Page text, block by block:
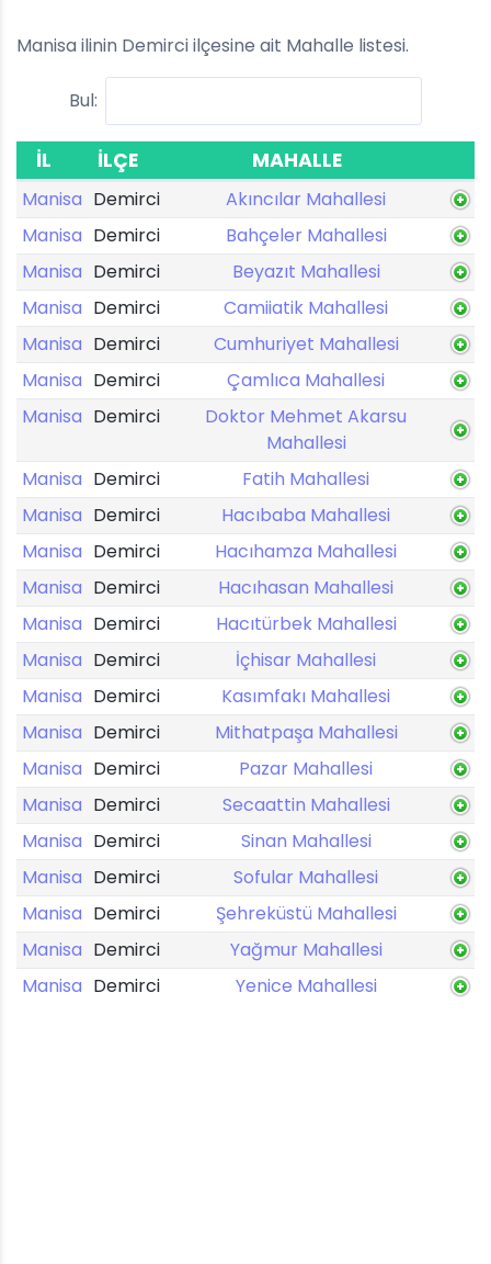
Manisa ilinin Demirci ilçesine ait Mahalle listesi.
Bul:
İL İLÇE MAHALLE
Manisa Demirci
Akıncılar Mahallesi
Manisa Demirci
Bahçeler Mahallesi
Manisa Demirci
Beyazıt Mahallesi
Manisa Demirci
Camiiatik Mahallesi
Manisa Demirci
Cumhuriyet Mahallesi
Manisa Demirci
Çamlıca Mahallesi
Manisa Demirci
Doktor Mehmet Akarsu
Mahallesi
Manisa Demirci
Fatih Mahallesi
Manisa Demirci
Hacıbaba Mahallesi
Manisa Demirci
Hacıhamza Mahallesi
Manisa Demirci
Hacıhasan Mahallesi
Manisa Demirci
Hacıtürbek Mahallesi
Manisa Demirci
İçhisar Mahallesi
Manisa Demirci
Kasımfakı Mahallesi
Manisa Demirci
Mithatpaşa Mahallesi
Manisa Demirci
Pazar Mahallesi
Manisa Demirci
Secaattin Mahallesi
Manisa Demirci
Sinan Mahallesi
Manisa Demirci
Sofular Mahallesi
Manisa Demirci
Şehreküstü Mahallesi
Manisa Demirci
Yağmur Mahallesi
Manisa Demirci Yenice Mahallesi